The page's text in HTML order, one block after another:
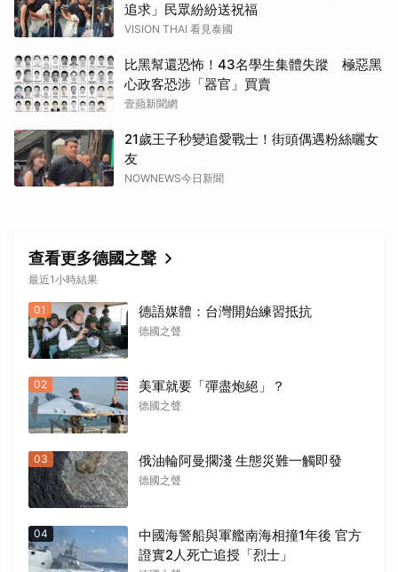
追求」民眾紛紛送祝福
VISION THAI 看見泰國
比黑幫還恐怖！43名學生集體失蹤 極惡黑
心政客恐涉「器官」買賣
壹蘋新聞網
21歲王子秒變追愛戰士！街頭偶遇粉絲曬女
友
NOWNEWS今日新聞
查看更多德國之聲
最近1小時結果
01 德語媒體：台灣開始練習抵抗
德國之聲
02 美軍就要「彈盡炮絕」？
德國之聲
03 俄油輪阿曼擱淺 生態災難一觸即發
德國之聲
04
中國海警船與軍艦南海相撞1年後 官方
證實2人死亡追授「烈士」